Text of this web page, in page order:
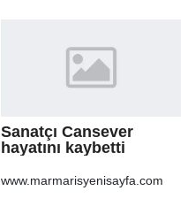
Sanatçı Cansever
hayatını kaybetti
www.marmarisyenisayfa.com